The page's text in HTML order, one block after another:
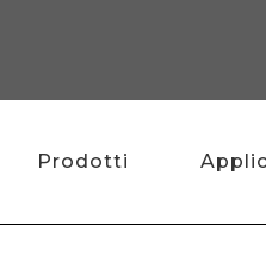
Prodotti